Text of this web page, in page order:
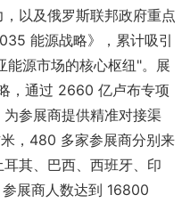
以及俄罗斯联邦政府重点
能源战略》，累计吸引
源市场的核心枢纽"。展
，通过 2660 亿卢布专项
参展商提供精准对接渠
，480 多家参展商分别来
其、巴西、西班牙、印
展商人数达到 16800